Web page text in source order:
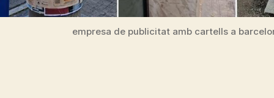
empresa de publicitat amb cartells a